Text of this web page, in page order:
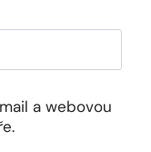
a webovou